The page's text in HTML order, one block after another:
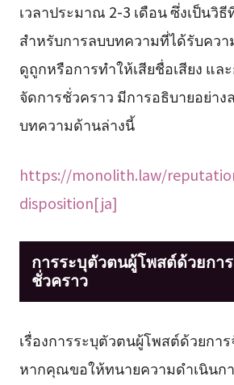
เวลาประมาณ 2-3 เดือน ซึ่งเป็นวิ
สำหรับการลบบทความที่ได้รับควา
ดูถูกหรือการทำให้เสียชื่อเสียง แล
จัดการชั่วคราว มีการอธิบายอย่าง
บทความด้านล่างนี้
https://monolith.law/
disposition[ja]
การระบุตัวตนผู้โพสต์ด้วยกา
ชั่วคราว
เรื่องการระบุตัวตนผู้โพสต์ด้วยกา
หากคุณขอให้ทนายความดำเนินก